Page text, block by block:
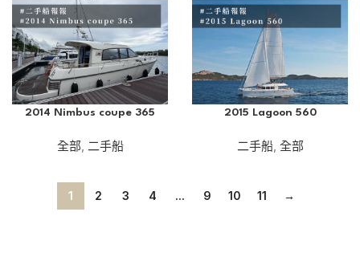
2014 Nimbus coupe 365
全部 二手船
2015 Lagoon 560
二手船, 全部
1 2 3 4 ... 9 10 11 →